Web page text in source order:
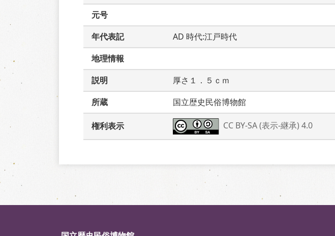
元号
年代表記
AD 時代:江戸時代
地理情報
説明
厚さ１．５ｃｍ
所蔵
国立歴史民俗博物館
権利表示 CC BY-SA (表示-継承) 4.0